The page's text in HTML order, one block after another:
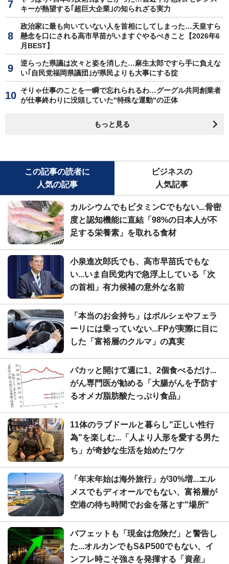
キーが熱望する｢超巨大企業｣の知られざる実力
政治家に最も向いていない人を首相にしてしまった…天皇すら
懸念を口にされる高市早苗がいますぐやるべきこと【2026年6
月BEST】
逆らった県議は次々と姿を消した…麻生太郎ですら手に負えな
い｢自民党福岡県議団｣が県民よりも大事にする掟
そりゃ仕事のことを一瞬で忘れられるわ…グーグル共同創業者
が仕事終わりに没頭していた"特殊な運動"の正体
もっと見る
この記事の読者に
人気の記事
ビジネスの
人気記事
カルシウムでもビタミンCでもない...骨密
度と認知機能に直結「98%の日本人が不
足する栄養素」を取れる食材
小泉進次郎氏でも、高市早苗氏でもな
い...いま自民党内で急浮上している「次
の首相」有力候補の意外な名前
「本当のお金持ち」はポルシェやフェラ
ーリには乗っていない...FPが実際に目に
した「富裕層のクルマ」の真実
パカッと開けて週に1、2個食べるだけ...
がん専門医が勧める「大腸がんを予防す
るオメガ脂肪酸たっぷり食品」
11体のラブドールと暮らし"正しい性行
為"を楽しむ...「人より人形を愛する男た
ち」が奇妙な生活を始めたワケ
「年末年始は海外旅行」が30%増...エル
メスでもディオールでもない、富裕層が
空港の待ち時間でお金を落とす"場所"
バフェットも「現金は危険だ」と警告し
た...オルカンでもS&P500でもない、イ
ンフレ時こそ強さを発揮する「資産」